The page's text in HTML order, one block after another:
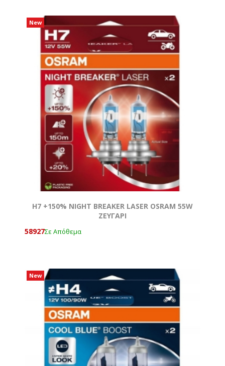
New
H7 +150% NIGHT BREAKER LASER OSRAM 55W
ΖΕΥΓΑΡΙ
58927Σε Απόθεμα
New